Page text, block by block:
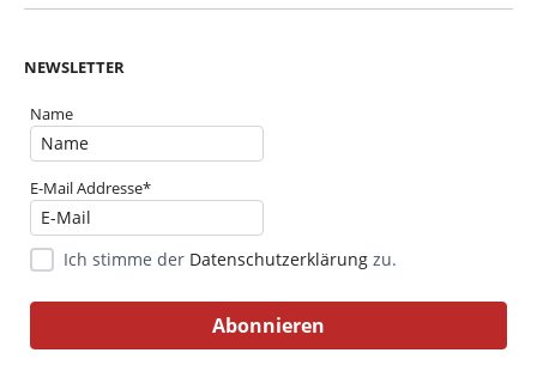
NEWSLETTER
Name
E-Mail Addresse*
Ich stimme der Datenschutzerklärung zu.